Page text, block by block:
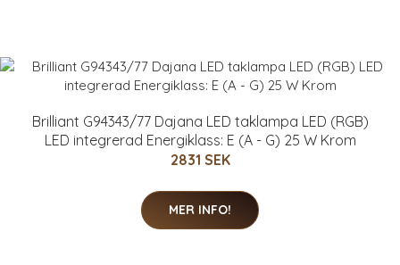
Brilliant G94343/77 Dajana LED taklampa LED (RGB)
LED integrerad Energiklass: E (A - G) 25 W Krom
2831 SEK
MER INFO!